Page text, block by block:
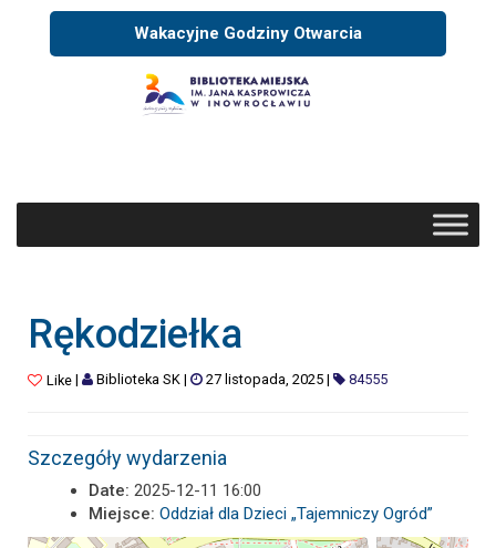
Wakacyjne Godziny Otwarcia
Rękodziełka
Like| Biblioteka SK| 27 listopada, 2025| 84555
Szczegóły wydarzenia
Date: 2025-12-11 16:00
Miejsce: Oddział dla Dzieci „Tajemniczy Ogród”